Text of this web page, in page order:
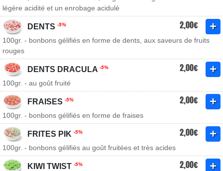
légère acidité et un enrobage acidulé
DENTS -5% 2,00€
100gr. - bonbons gélifiés en forme de dents, aux saveurs de fruits
rouges
DENTS DRACULA -5% 2,00€
100gr. - au goût fruité
FRAISES -5% 2,00€
100gr. - bonbons gélifiés en forme de fraises
FRITES PIK -5% 2,00€
100gr. - bonbons gélifiés au goût fruitées et très acides
KIWI TWIST -5% 2,00€